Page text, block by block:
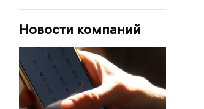
Новости компаний